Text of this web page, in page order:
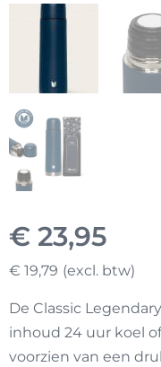
€ 23,95
€ 19,79
De Classic
inhoud 24 uur koel
voorzien van een